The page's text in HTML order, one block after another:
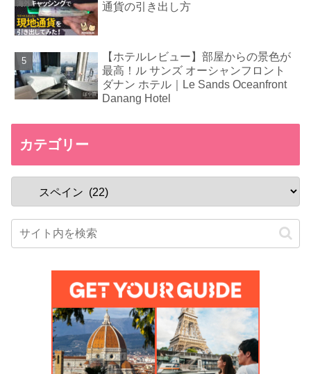
通貨の引き出し方
【ホテルレビュー】部屋からの景色が
最高！ル サンズ オーシャンフロント
ダナン ホテル｜Le Sands Oceanfront
Danang Hotel
カテゴリー